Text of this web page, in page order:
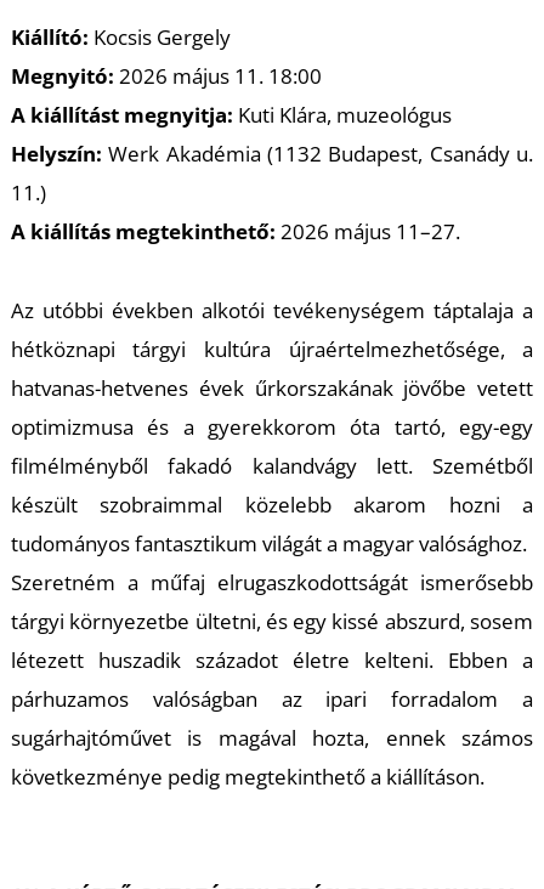
Kiállító: Kocsis Gergely
Megnyitó: 2026 május 11. 18:00
A kiállítást megnyitja: Kuti Klára, muzeológus
Helyszín: Werk Akadémia (1132 Budapest, Csanády u.
11.)
A kiállítás megtekinthető: 2026 május 11–27.
Az utóbbi években alkotói tevékenységem táptalaja a
hétköznapi tárgyi kultúra újraértelmezhetősége, a
hatvanas-hetvenes évek űrkorszakának jövőbe vetett
optimizmusa és a gyerekkorom óta tartó, egy-egy
filmélményből fakadó kalandvágy lett. Szemétből
készült szobraimmal közelebb akarom hozni a
tudományos fantasztikum világát a magyar valósághoz.
Szeretném a műfaj elrugaszkodottságát ismerősebb
tárgyi környezetbe ültetni, és egy kissé abszurd, sosem
létezett huszadik századot életre kelteni. Ebben a
párhuzamos valóságban az ipari forradalom a
sugárhajtóművet is magával hozta, ennek számos
következménye pedig megtekinthető a kiállításon.